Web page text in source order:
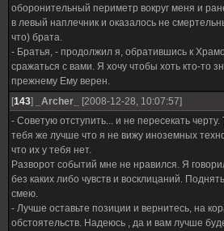
оборонительный периметр вокруг меня и
в левый наплечник и оказалось не
что) брата.
- Братья, - продолжил я, обратившись к
сражаться с вами. Я хочу чтобы хоть кто-то
прежнему Ему верен.
[143] _Archer_
[2008-12-28, 10:07:57]
- Советую отступить... и не пересекать
тебя же лучше что я не вижу иноземных
что их у тебя нет.
Разворот событий мне не нравился. Я
без каких либо чувств и восклицаний.
смею.
- Лучше оставьте позиции и вернитесь, на
обстоятельств. Надеюсь , да и вам лучше